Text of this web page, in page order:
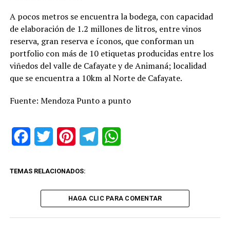
A pocos metros se encuentra la bodega, con capacidad
de elaboración de 1.2 millones de litros, entre vinos
reserva, gran reserva e íconos, que conforman un
portfolio con más de 10 etiquetas producidas entre los
viñedos del valle de Cafayate y de Animaná; localidad
que se encuentra a 10km al Norte de Cafayate.
Fuente: Mendoza Punto a punto
FacebookTwitter PinterestTelegram
TEMAS RELACIONADOS:
HAGA CLIC PARA COMENTAR